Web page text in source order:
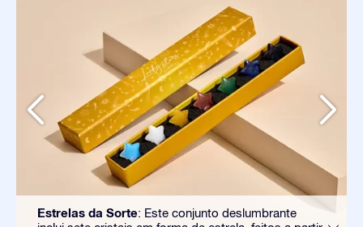
Estrelas da Sorte: Este conjunto deslumbrante